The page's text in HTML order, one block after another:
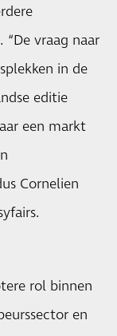
vraag naar
in de
editie
een markt
Cornelien
rol binnen
en